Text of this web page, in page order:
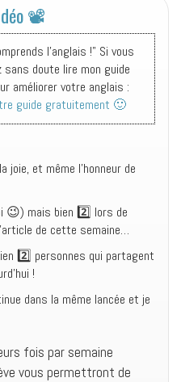
📽
l'anglais !" Si vous
sans doute lire mon guide
améliorer votre anglais :
guide gratuitement 🙂
joie, et même l’honneur de
😉) mais bien 2️⃣ lors de
de cette semaine…
2️⃣ personnes qui partagent
!
dans la même lancée et je
fois par semaine
vous permettront de